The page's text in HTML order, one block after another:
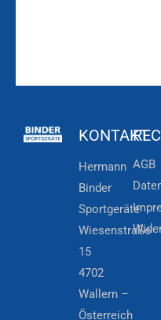
KONTAKT
Hermann
Binder
Sportgeräte
Wiesenstraße
15
4702
Wallern –
Österreich
AGB